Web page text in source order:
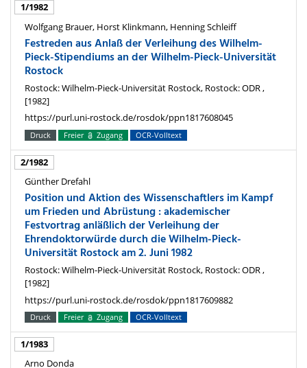
1/1982
Wolfgang Brauer, Horst Klinkmann, Henning Schleiff
Festreden aus Anlaß der Verleihung des Wilhelm-
Pieck-Stipendiums an der Wilhelm-Pieck-Universität
Rostock
Rostock: Wilhelm-Pieck-Universität Rostock, Rostock: ODR ,
[1982]
https://purl.uni-rostock.de/rosdok/ppn1817608045
Druck Freier Zugang OCR-Volltext
2/1982
Günther Drefahl
Position und Aktion des Wissenschaftlers im Kampf
um Frieden und Abrüstung : akademischer
Festvortrag anläßlich der Verleihung der
Ehrendoktorwürde durch die Wilhelm-Pieck-
Universität Rostock am 2. Juni 1982
Rostock: Wilhelm-Pieck-Universität Rostock, Rostock: ODR ,
[1982]
https://purl.uni-rostock.de/rosdok/ppn1817609882
Druck Freier Zugang OCR-Volltext
1/1983
Arno Donda